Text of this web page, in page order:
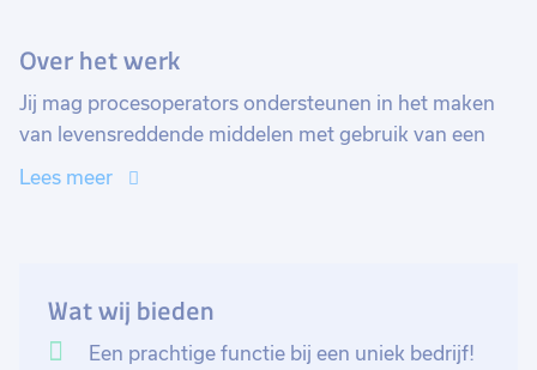
Over het werk
Jij mag procesoperators ondersteunen in het maken
van levensreddende middelen met gebruik van een
cyclotron. De operators hebben hier soms hulp bij
Je heb een ID-kaart nodig om door de beveiliging te
Lees meer
Wat wij bieden
Een prachtige functie bij een uniek bedrijf!